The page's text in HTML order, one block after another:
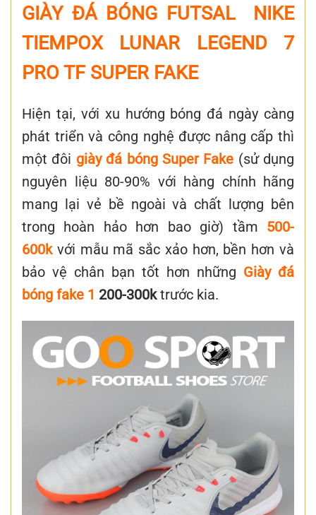
GIÀY ĐÁ BÓNG FUTSAL NIKE
TIEMPOX LUNAR LEGEND 7
PRO TF SUPER FAKE
Hiện tại, với xu hướng bóng đá ngày càng
phát triển và công nghệ được nâng cấp thì
một đôi giày đá bóng Super Fake (sử dụng
nguyên liệu 80-90% với hàng chính hãng
mang lại vẻ bề ngoài và chất lượng bên
trong hoàn hảo hơn bao giờ) tầm 500-
600k với mẫu mã sắc xảo hơn, bền hơn và
bảo vệ chân bạn tốt hơn những Giày đá
bóng fake 1 200-300ktrước kia.